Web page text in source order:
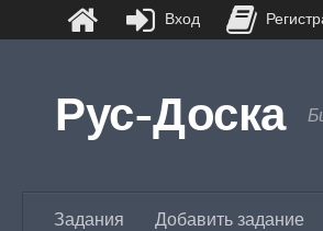
Перейти к содержимому
Рус-Доска
Задания Добавить задание
Вход